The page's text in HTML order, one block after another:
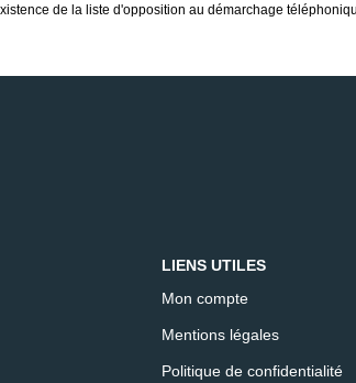
de la liste d'opposition au démarchage
LIENS UTILES
Mon compte
Mentions légales
Politique de confidentialité